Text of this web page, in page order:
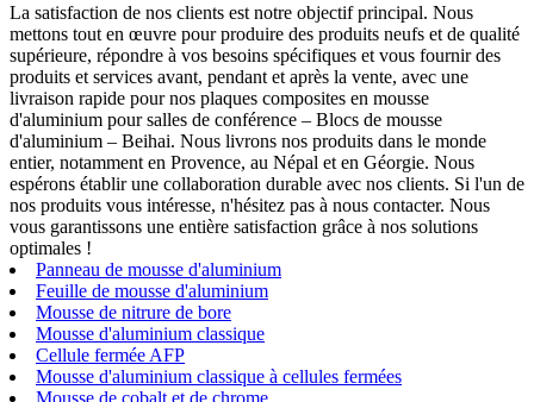
La satisfaction de nos clients est notre objectif principal. Nous
mettons tout en œuvre pour produire des produits neufs et de qualité
supérieure, répondre à vos besoins spécifiques et vous fournir des
produits et services avant, pendant et après la vente, avec une
livraison rapide pour nos plaques composites en mousse
d'aluminium pour salles de conférence – Blocs de mousse
d'aluminium – Beihai. Nous livrons nos produits dans le monde
entier, notamment en Provence, au Népal et en Géorgie. Nous
espérons établir une collaboration durable avec nos clients. Si l'un de
nos produits vous intéresse, n'hésitez pas à nous contacter. Nous
vous garantissons une entière satisfaction grâce à nos solutions
optimales !
Panneau de mousse d'aluminium
Feuille de mousse d'aluminium
Mousse de nitrure de bore
Mousse d'aluminium classique
Cellule fermée AFP
Mousse d'aluminium classique à cellules fermées
Mousse de cobalt et de chrome